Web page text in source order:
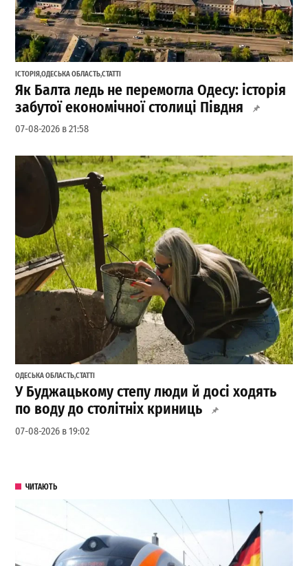
ІСТОРІЯ,ОДЕСЬКА ОБЛАСТЬ,СТАТТІ
Як Балта ледь не перемогла Одесу: історія
забутої економічної столиці Півдня
07-08-2026 в 21:58
ОДЕСЬКА ОБЛАСТЬ,СТАТТІ
У Буджацькому степу люди й досі ходять
по воду до столітніх криниць
07-08-2026 в 19:02
ЧИТАЮТЬ